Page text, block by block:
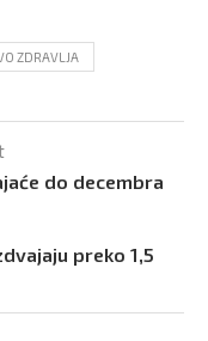
ZDRAVLJA
do decembra
preko 1,5